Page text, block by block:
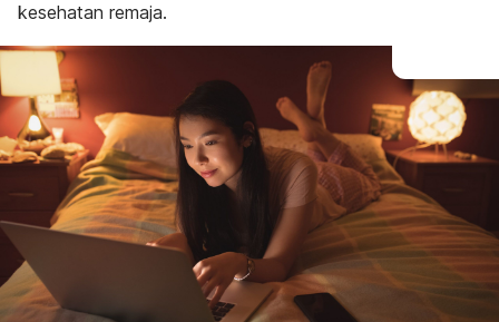
kesehatan remaja.